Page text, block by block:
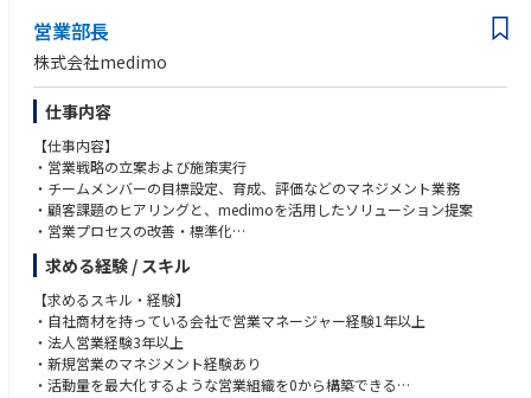
・事業戦略・組織戦略の立案から実行まで、幅広い業務に携われる
・AIに関する知見・ビジネス活用の経験を積むことができる
営業部長
株式会社medimo
仕事内容
【仕事内容】
・営業戦略の立案および施策実行
・チームメンバーの目標設定、育成、評価などのマネジメント業務
・顧客課題のヒアリングと、medimoを活用したソリューション提案
・営業プロセスの改善・標準化
・予実管理、KPI設計・進捗管理
・他部門（プロダクト・マーケ・CSなど）との連携による施策推進 など
求める経験 / スキル
【求めるスキル・経験】
・自社商材を持っている会社で営業マネージャー経験1年以上
・法人営業経験3年以上
・新規営業のマネジメント経験あり
・活動量を最大化するような営業組織を0から構築できる